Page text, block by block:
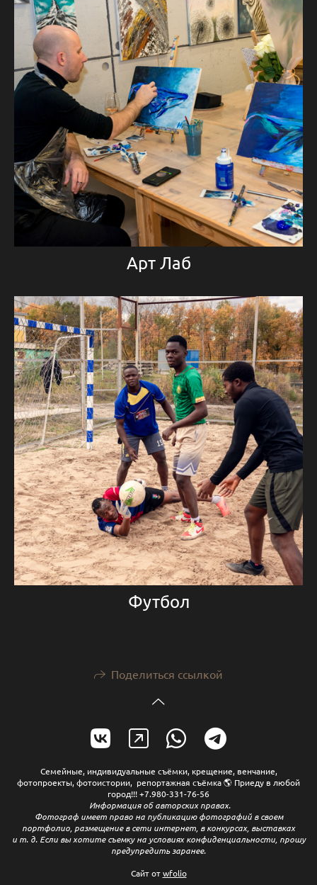
Арт Лаб
Футбол
Поделиться ссылкой
Семейные, индивидуальные съёмки, крещение, венчание,
фотопроекты, фотоистории, репортажная съёмка 🌎 Приеду в любой
город!!! +7.980-331-76-56
Информация об авторских правах.
Фотограф имеет право на публикацию фотографий в своем
портфолио, размещение в сети интернет, в конкурсах, выставках
и т. д. Если вы хотите съемку на условиях конфиденциальности, прошу
предупредить заранее.
Сайт отwfolio